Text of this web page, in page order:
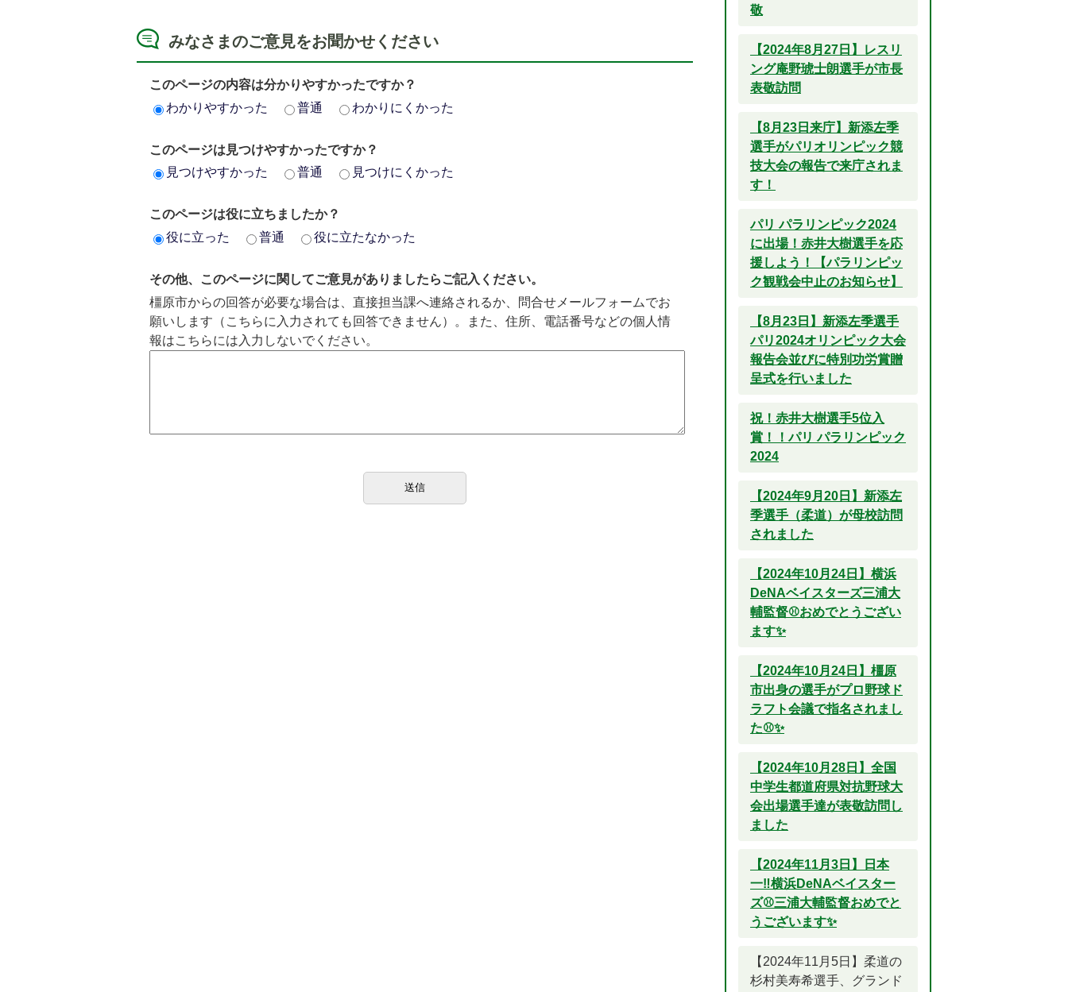
みなさまのご意見をお聞かせください
このページの内容は分かりやすかったですか？
わかりやすかった
普通 わかりにくかった
このページは見つけやすかったですか？
見つけやすかった
普通 見つけにくかった
このページは役に立ちましたか？
役に立った
普通 役に立たなかった
その他、このページに関してご意見がありましたらご記入ください。
橿原市からの回答が必要な場合は、直接担当課へ連絡されるか、問合せメールフォームでお
願いします（こちらに入力されても回答できません）。また、住所、電話番号などの個人情
報はこちらには入力しないでください。
敬
【2024年8月27日】レスリ
ング庵野琥士朗選手が市長
表敬訪問
【8月23日来庁】新添左季
選手がパリオリンピック競
技大会の報告で来庁されま
す！
パリ パラリンピック2024
に出場！赤井大樹選手を応
援しよう！【パラリンピッ
ク観戦会中止のお知らせ】
【8月23日】新添左季選手
パリ2024オリンピック大会
報告会並びに特別功労賞贈
呈式を行いました
祝！赤井大樹選手5位入
賞！！パリ パラリンピック
2024
【2024年9月20日】新添左
季選手（柔道）が母校訪問
されました
【2024年10月24日】横浜
DeNAベイスターズ三浦大
輔監督⚾おめでとうござい
ます✨
【2024年10月24日】橿原
市出身の選手がプロ野球ド
ラフト会議で指名されまし
た⚾✨
【2024年10月28日】全国
中学生都道府県対抗野球大
会出場選手達が表敬訪問し
ました
【2024年11月3日】日本
一‼横浜DeNAベイスター
ズ⚾三浦大輔監督おめでと
うございます✨
【2024年11月5日】柔道の
杉村美寿希選手、グランド